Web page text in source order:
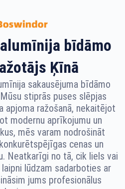
bīdāmo
Ķīnā
sakausējuma bīdāmo
stiprās puses slēpjas
apjoma ražošanā, nekaitējot
modernu aprīkojumu un
mēs varam nodrošināt
cenas un
Neatkarīgi no tā, cik liels vai
lūdzam sadarboties ar
jums profesionālus